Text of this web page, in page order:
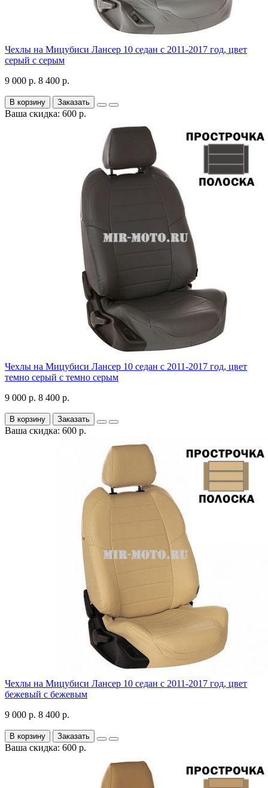
Чехлы на Мицубиси Лансер 10 седан с 2011-2017 год, цвет
серый с серым
9 000 р. 8 400 р.
В корзину Заказать
Ваша скидка: 600 р.
Чехлы на Мицубиси Лансер 10 седан с 2011-2017 год, цвет
темно серый с темно серым
9 000 р. 8 400 р.
В корзину Заказать
Ваша скидка: 600 р.
Чехлы на Мицубиси Лансер 10 седан с 2011-2017 год, цвет
бежевый с бежевым
9 000 р. 8 400 р.
В корзину Заказать
Ваша скидка: 600 р.